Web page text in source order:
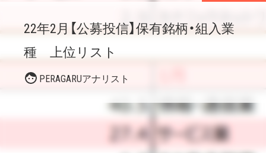
22年2月【公募投信】保有銘柄・組入業
種 上位リスト
PERAGARUアナリスト